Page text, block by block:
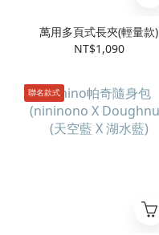
萬用多頁式長夾(輕量款)
NT$1,090
聯名款式